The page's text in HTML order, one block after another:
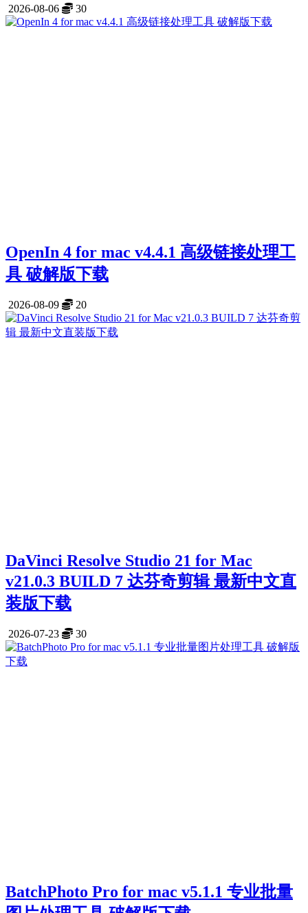
2026-08-06 30
OpenIn 4 for mac v4.4.1 高级链接处理工
具 破解版下载
2026-08-09 20
DaVinci Resolve Studio 21 for Mac
v21.0.3 BUILD 7 达芬奇剪辑 最新中文直
装版下载
2026-07-23 30
BatchPhoto Pro for mac v5.1.1 专业批量